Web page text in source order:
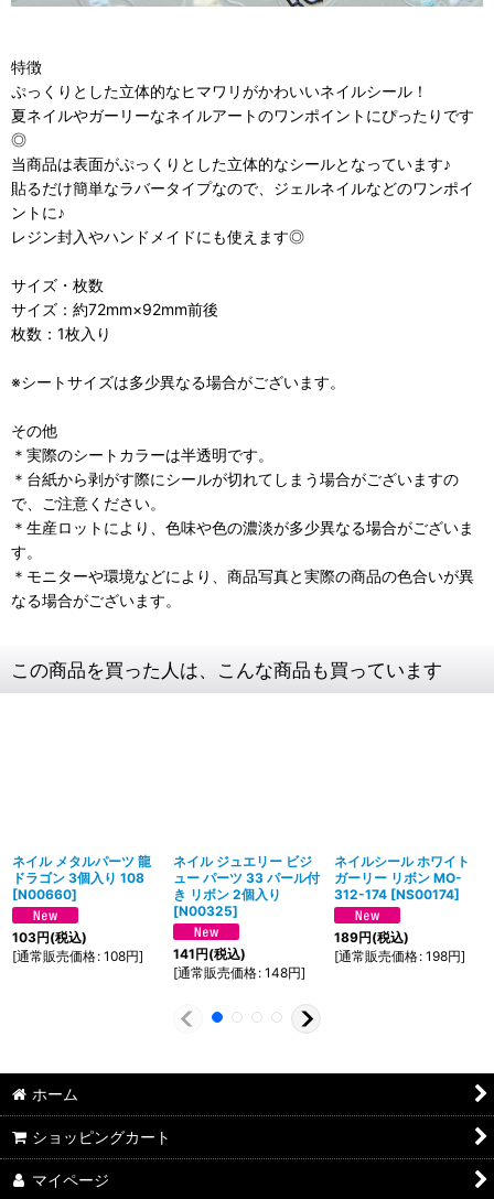
特徴
ぷっくりとした立体的なヒマワリがかわいいネイルシール！
夏ネイルやガーリーなネイルアートのワンポイントにぴったりです
◎
当商品は表面がぷっくりとした立体的なシールとなっています♪
貼るだけ簡単なラバータイプなので、ジェルネイルなどのワンポイ
ントに♪
レジン封入やハンドメイドにも使えます◎
サイズ・枚数
サイズ：約72mm×92mm前後
枚数：1枚入り
※シートサイズは多少異なる場合がございます。
その他
＊実際のシートカラーは半透明です。
＊台紙から剥がす際にシールが切れてしまう場合がございますの
で、ご注意ください。
＊生産ロットにより、色味や色の濃淡が多少異なる場合がございま
す。
＊モニターや環境などにより、商品写真と実際の商品の色合いが異
なる場合がございます。
この商品を買った人は、こんな商品も買っています
ネイル メタルパーツ 龍
ドラゴン 3個入り 108
[N00660]
103円(税込)
[通常販売価格: 108円]
ネイル ジュエリー ビジ
ュー パーツ 33 パール付
き リボン 2個入り
[N00325]
141円(税込)
[通常販売価格: 148円]
ネイルシール ホワイト
ガーリー リボン MO-
312-174 [NS00174]
189円(税込)
[通常販売価格: 198円]
ホーム
ショッピングカート
マイページ